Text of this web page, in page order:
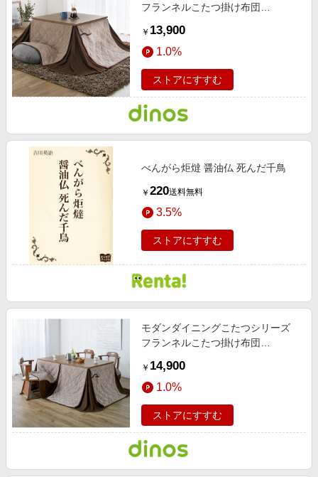
フランネルこたつ掛け布団
￥ 13,900
1.0%
ストアにすすむ
べんがら炬燵 醤油仏 死んだ千鳥
￥ 220送料無料
3.5%
ストアにすすむ
モダンダイニングこたつシリーズ
フランネルこたつ掛け布団
￥ 14,900
1.0%
ストアにすすむ